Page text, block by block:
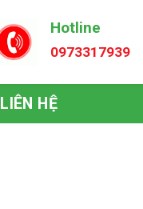
Hotline
0973317939
LIÊN HỆ